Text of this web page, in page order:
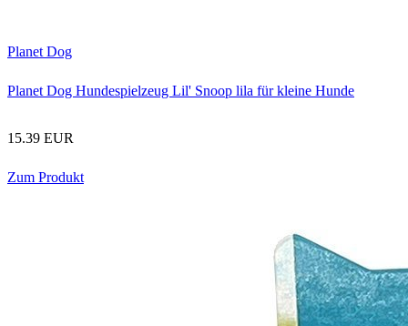
Planet Dog
Planet Dog Hundespielzeug Lil' Snoop lila für kleine Hunde
15.39 EUR
Zum Produkt